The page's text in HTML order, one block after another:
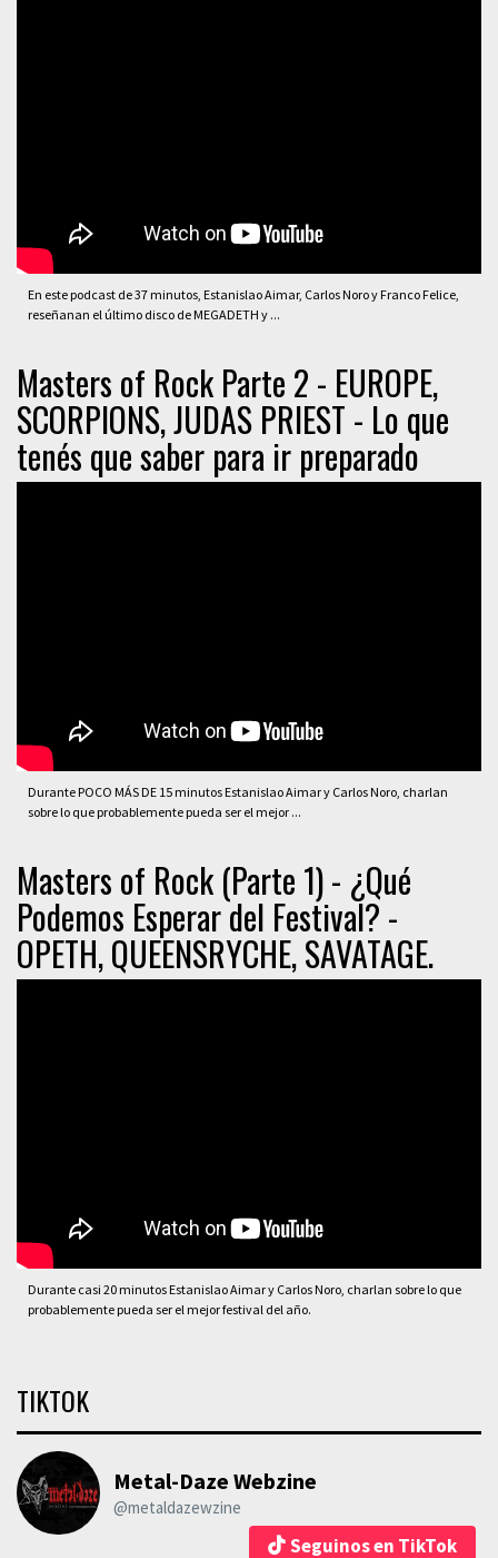
En este podcast de 37 minutos, Estanislao Aimar, Carlos Noro y Franco Felice,
reseñanan el último disco de MEGADETH y ...
Masters of Rock Parte 2 - EUROPE,
SCORPIONS, JUDAS PRIEST - Lo que
tenés que saber para ir preparado
Durante POCO MÁS DE 15 minutos Estanislao Aimar y Carlos Noro, charlan
sobre lo que probablemente pueda ser el mejor ...
Masters of Rock (Parte 1) - ¿Qué
Podemos Esperar del Festival? -
OPETH, QUEENSRYCHE, SAVATAGE.
Durante casi 20 minutos Estanislao Aimar y Carlos Noro, charlan sobre lo que
probablemente pueda ser el mejor festival del año.
TIKTOK
Metal-Daze Webzine
@metaldazewzine
Seguinos en TikTok